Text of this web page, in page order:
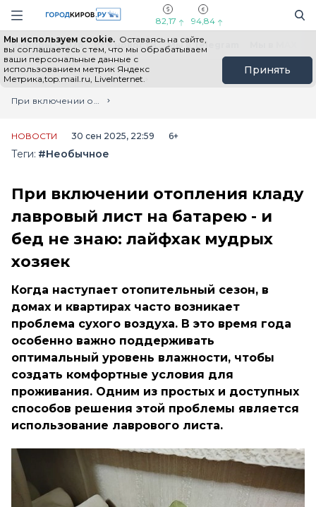
Навигация сайта
82,17 94,84
Мы используем cookie. Оставаясь на сайте,
вы соглашаетесь с тем, что мы обрабатываем
ваши персональные данные с
использованием метрик Яндекс
Метрика,top.mail.ru, LiveInternet.
Принять
Выборы - 2026 Все новости Мы в Telegram
Главная
Лента новостей
При включении отопления кладу лавровый лист на батарею - и бед не знаю: лайфхак мудрых хозяек
НОВОСТИ 30 сен 2025, 22:59 6+
Теги: #Необычное
При включении отопления кладу
лавровый лист на батарею - и
бед не знаю: лайфхак мудрых
хозяек
Когда наступает отопительный сезон, в
домах и квартирах часто возникает
проблема сухого воздуха. В это время года
особенно важно поддерживать
оптимальный уровень влажности, чтобы
создать комфортные условия для
проживания. Одним из простых и доступных
способов решения этой проблемы является
использование лаврового листа.